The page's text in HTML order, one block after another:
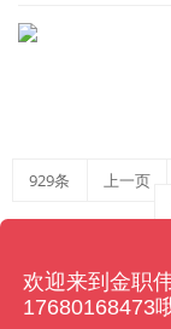
929条 上一页
湖南金职
欢迎来到金职
17680168473